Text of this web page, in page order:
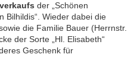
der „Schönen
Bilhildis“. Wieder dabei die
die Familie Bauer (Herrnstr.
der Sorte „Hl. Elisabeth“
Geschenk für